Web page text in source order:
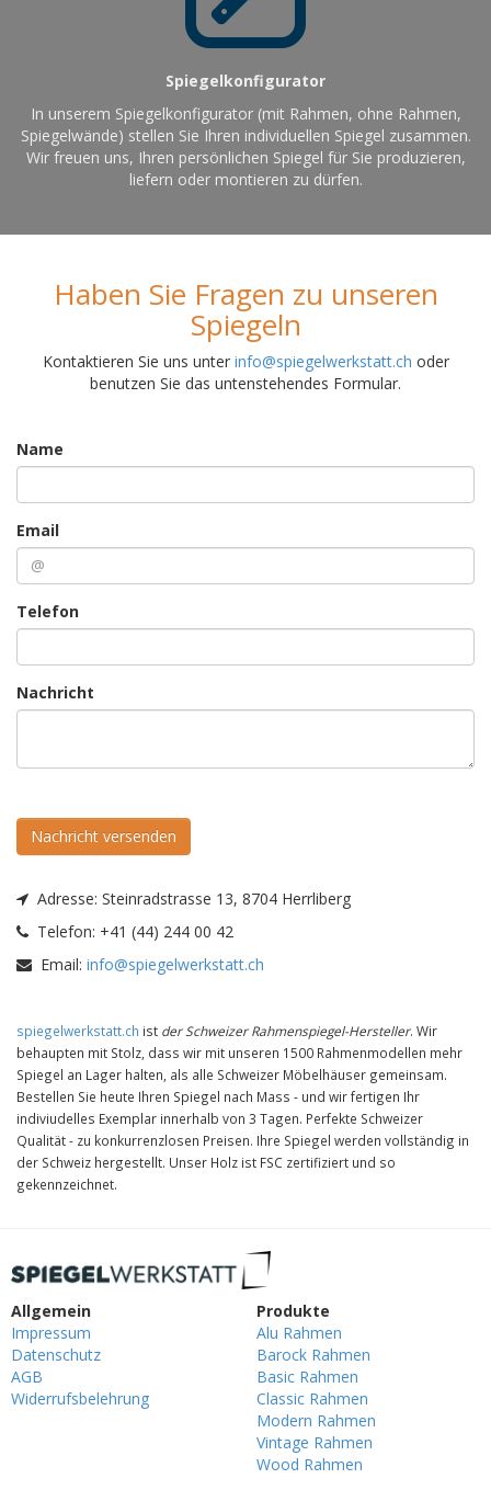
Spiegelkonfigurator
In unserem Spiegelkonfigurator (mit Rahmen, ohne Rahmen,
Spiegelwände) stellen Sie Ihren individuellen Spiegel zusammen.
Wir freuen uns, Ihren persönlichen Spiegel für Sie produzieren,
liefern oder montieren zu dürfen.
Haben Sie Fragen zu unseren
Spiegeln
Kontaktieren Sie uns unter info@spiegelwerkstatt.ch oder
benutzen Sie das untenstehendes Formular.
Name
Email
Telefon
Nachricht
Nachricht versenden
Adresse: Steinradstrasse 13, 8704 Herrliberg
Telefon: +41 (44) 244 00 42
Email: info@spiegelwerkstatt.ch
spiegelwerkstatt.ch ist der Schweizer Rahmenspiegel-Hersteller. Wir
behaupten mit Stolz, dass wir mit unseren 1500 Rahmenmodellen mehr
Spiegel an Lager halten, als alle Schweizer Möbelhäuser gemeinsam.
Bestellen Sie heute Ihren Spiegel nach Mass - und wir fertigen Ihr
indiviudelles Exemplar innerhalb von 3 Tagen. Perfekte Schweizer
Qualität - zu konkurrenzlosen Preisen. Ihre Spiegel werden vollständig in
der Schweiz hergestellt. Unser Holz ist FSC zertifiziert und so
gekennzeichnet.
Allgemein
Impressum
Datenschutz
AGB
Widerrufsbelehrung
Produkte
Alu Rahmen
Barock Rahmen
Basic Rahmen
Classic Rahmen
Modern Rahmen
Vintage Rahmen
Wood Rahmen